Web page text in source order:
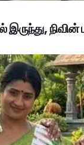
நிவின்